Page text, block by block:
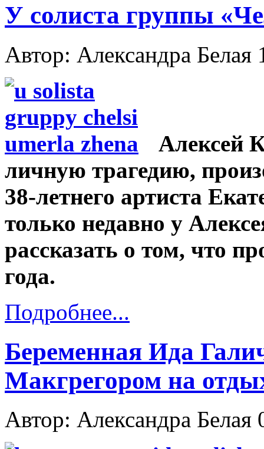
У солиста группы
Автор: Александра Белая
Алексей
личную трагедию,
38-летнего артиста
только недавно у
рассказать о том, что
года.
Подробнее...
Беременная Ида
Макгрегором на
Автор: Александра Белая